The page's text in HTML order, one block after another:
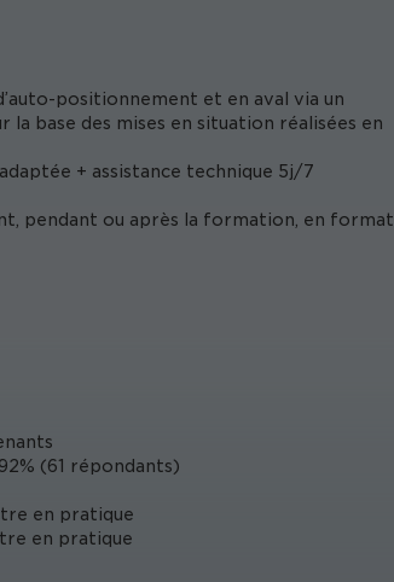
positionnement et en aval via un
base des mises en situation réalisées en
+ assistance technique 5j/7
pendant ou après la formation, en format
(61 répondants)
en pratique
en pratique